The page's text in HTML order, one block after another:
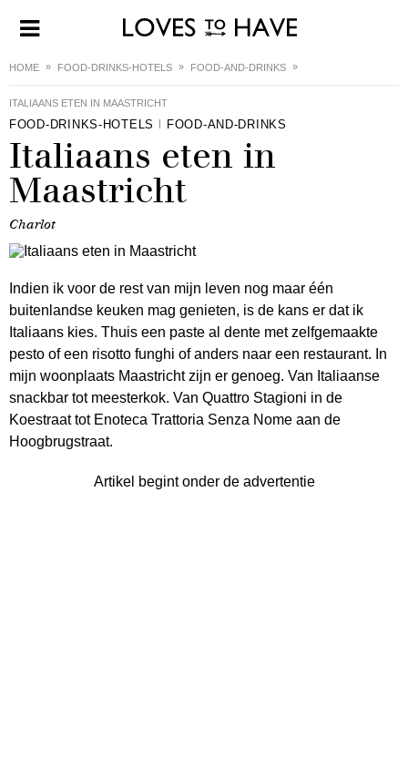
HOME FOOD-DRINKS-HOTELS FOOD-AND-DRINKS
ITALIAANS ETEN IN MAASTRICHT
FOOD-DRINKS-HOTELS FOOD-AND-DRINKS
Italiaans eten in
Maastricht
Charlot
Indien ik voor de rest van mijn leven nog maar één
buitenlandse keuken mag genieten, is de kans er dat ik
Italiaans kies. Thuis een paste al dente met zelfgemaakte
pesto of een risotto funghi of anders naar een restaurant. In
mijn woonplaats Maastricht zijn er genoeg. Van Italiaanse
snackbar tot meesterkok. Van Quattro Stagioni in de
Koestraat tot Enoteca Trattoria Senza Nome aan de
Hoogbrugstraat.
Artikel begint onder de advertentie